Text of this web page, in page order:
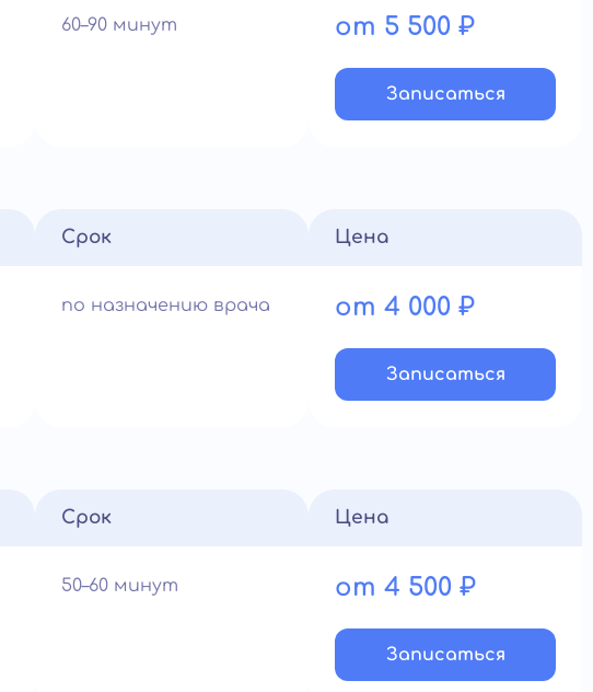
60–90 минут от 5 500 ₽
Записатьcя
Срок
по назначению врача
Цена
от 4 000 ₽
Записатьcя
Срок
50–60 минут
Цена
от 4 500 ₽
Записатьcя